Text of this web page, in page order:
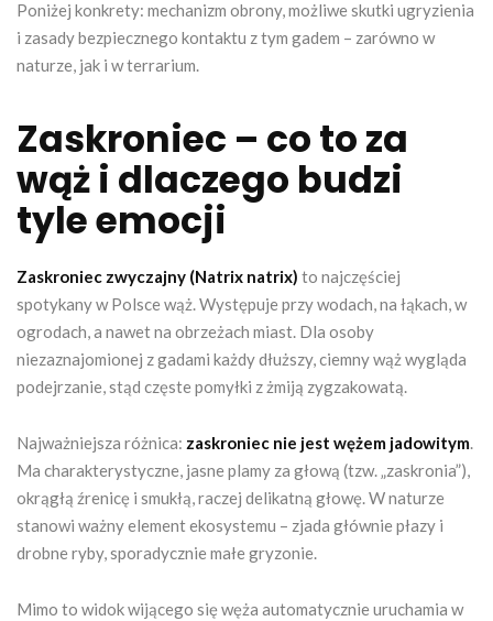
Poniżej konkrety: mechanizm obrony, możliwe skutki ugryzienia
i zasady bezpiecznego kontaktu z tym gadem – zarówno w
naturze, jak i w terrarium.
Zaskroniec – co to za
wąż i dlaczego budzi
tyle emocji
Zaskroniec zwyczajny (Natrix natrix) to najczęściej
spotykany w Polsce wąż. Występuje przy wodach, na łąkach, w
ogrodach, a nawet na obrzeżach miast. Dla osoby
niezaznajomionej z gadami każdy dłuższy, ciemny wąż wygląda
podejrzanie, stąd częste pomyłki z żmiją zygzakowatą.
Najważniejsza różnica: zaskroniec nie jest wężem jadowitym.
Ma charakterystyczne, jasne plamy za głową (tzw. „zaskronia”),
okrągłą źrenicę i smukłą, raczej delikatną głowę. W naturze
stanowi ważny element ekosystemu – zjada głównie płazy i
drobne ryby, sporadycznie małe gryzonie.
Mimo to widok wijącego się węża automatycznie uruchamia w